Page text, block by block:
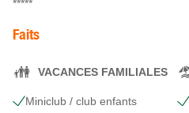
*****
Faits
VACANCES FAMILIALES
Miniclub / club enfants